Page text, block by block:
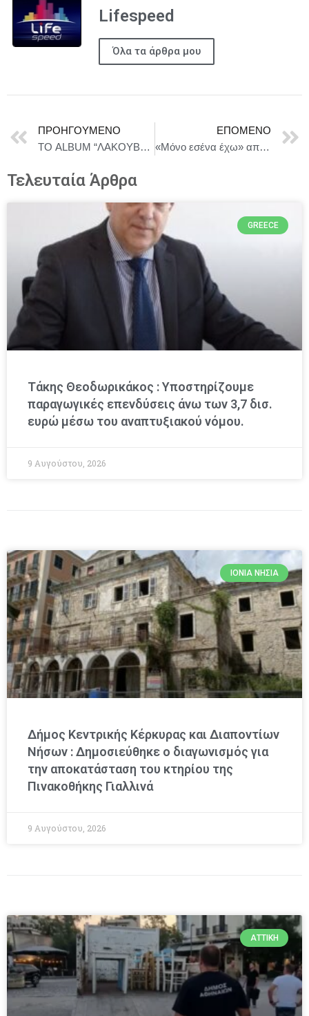
Lifespeed
Όλα τα άρθρα μου
ΠΡΟΗΓΟΎΜΕΝΟ
ΤΟ ALBUM “ΛΑΚΟΥΒΑ” ΤΩΝ ΓΙΑΝΝΗ ΔΙΟΝΥΣΙΟΥ ΚΑΙ ΓΙΑΝΝΗ ΠΑΠΑΓΕΩΡΓΙΟΥ ΚΑΙ ΣΕ ΒΙΝΥΛΙΟ!
ΕΠΌΜΕΝΟ
«Μόνο εσένα έχω» από τη Βασιλική Μιχαλοπούλου και τις «Κασέτες του Μελωδία 99,2 – Οι φωνές του αύριο» Στίχοι – μουσική: Γιώργος Καψάσκης
Τελευταία Άρθρα
GREECE
Τάκης Θεοδωρικάκος : Υποστηρίζουμε
παραγωγικές επενδύσεις άνω των 3,7 δισ.
ευρώ μέσω του αναπτυξιακού νόμου.
9 Αυγούστου, 2026
ΙΌΝΙΑ ΝΗΣΙΆ
Δήμος Κεντρικής Κέρκυρας και Διαποντίων
Νήσων : Δημοσιεύθηκε ο διαγωνισμός για
την αποκατάσταση του κτηρίου της
Πινακοθήκης Γιαλλινά
9 Αυγούστου, 2026
ΑΤΤΙΚΉ